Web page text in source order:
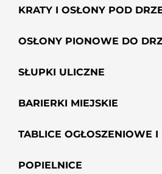
KRATY I OSŁONY POD
OSŁONY PIONOWE DO
SŁUPKI ULICZNE
BARIERKI MIEJSKIE
TABLICE OGŁOSZENIOWE I
POPIELNICE